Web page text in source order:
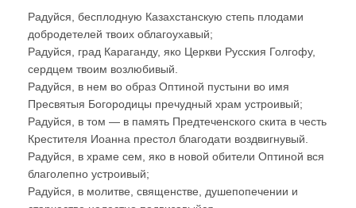
Радуйся, бесплодную Казахстанскую степь плодами
добродетелей твоих облагоухавый;
Радуйся, град Караганду, яко Церкви Русския Голгофу,
сердцем твоим возлюбивый.
Радуйся, в нем во образ Оптиной пустыни во имя
Пресвятыя Богородицы пречудный храм устроивый;
Радуйся, в том — в память Предтеченского скита в честь
Крестителя Иоанна престол благодати воздвигнувый.
Радуйся, в храме сем, яко в новой обители Оптиной вся
благолепно устроивый;
Радуйся, в молитве, священстве, душепопечении и